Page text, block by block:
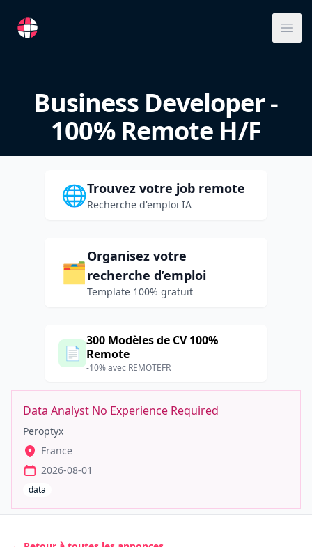
RemoteFR
Business Developer -
100% Remote H/F
🌐Trouvez votre job remote
Recherche d'emploi IA
🗂️
Organisez votre
recherche d’emploi
Template 100% gratuit
📄
300 Modèles de CV 100%
Remote
-10% avec REMOTEFR
Data Analyst No Experience Required
Peroptyx
France
2026-08-01
data